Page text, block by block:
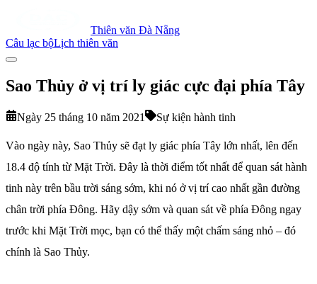
Thiên văn Đà Nẵng
Câu lạc bộLịch thiên văn
Sao Thủy ở vị trí ly giác cực đại phía Tây
Ngày 25 tháng 10 năm 2021 Sự kiện hành tinh
Vào ngày này, Sao Thủy sẽ đạt ly giác phía Tây lớn nhất, lên đến
18.4 độ tính từ Mặt Trời. Đây là thời điểm tốt nhất để quan sát hành
tinh này trên bầu trời sáng sớm, khi nó ở vị trí cao nhất gần đường
chân trời phía Đông. Hãy dậy sớm và quan sát về phía Đông ngay
trước khi Mặt Trời mọc, bạn có thể thấy một chấm sáng nhỏ – đó
chính là Sao Thủy.